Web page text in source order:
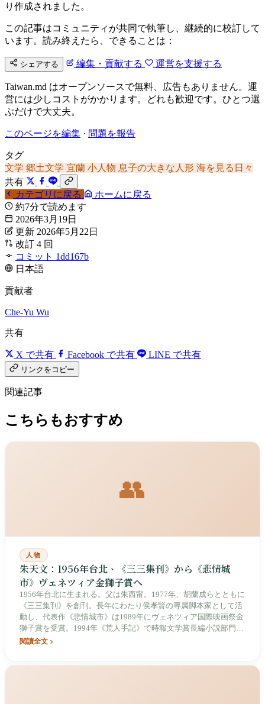
り作成されました。
この記事はコミュニティが共同で執筆し、継続的に校訂して
います。読み終えたら、できることは：
シェアする 編集・貢献する 運営を支援する
Taiwan.md はオープンソースで無料、広告もありません。運
営には少しコストがかかります。どれも歓迎です。ひとつ選
ぶだけで大丈夫。
このページを編集 · 問題を報告
タグ
文学 郷土文学 宜蘭 小人物 息子の大きな人形 海を見る日々
共有
カテゴリに戻る
ホームに戻る
約7分で読めます
2026年3月19日
更新 2026年5月22日
改訂 4 回
コミット 1dd167b
日本語
貢献者
Che-Yu Wu
共有
X で共有 Facebook で共有 LINE で共有
リンクをコピー
関連記事
こちらもおすすめ
👥
人物
朱天文：1956年台北、《三三集刊》から《悲情城
市》ヴェネツィア金獅子賞へ
1956年台北に生まれる。父は朱西甯。1977年、胡蘭成らとともに
《三三集刊》を創刊。長年にわたり侯孝賢の専属脚本家として活
動し、代表作《悲情城市》は1989年にヴェネツィア国際映画祭金
獅子賞を受賞。1994年《荒人手記》で時報文学賞長編小説部門首
賞を受賞。脚本作品には《好男好女》《南国再見南国》などがあ
閱讀全文